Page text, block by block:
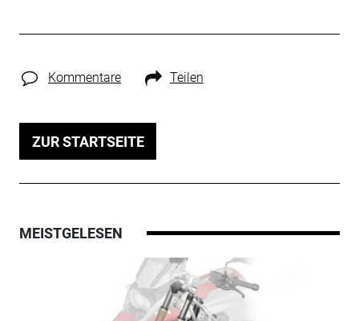
Kommentare Teilen
ZUR STARTSEITE
MEISTGELESEN